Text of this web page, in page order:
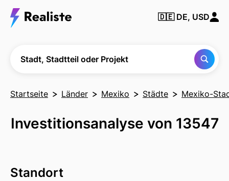
Finden Sie
jede Stadt,
🇩🇪 DE, USD
Stadt, Stadtteil oder Projekt
Startseite Länder Mexiko Städte Mexiko-
Investitionsanalyse von 13547
Standort